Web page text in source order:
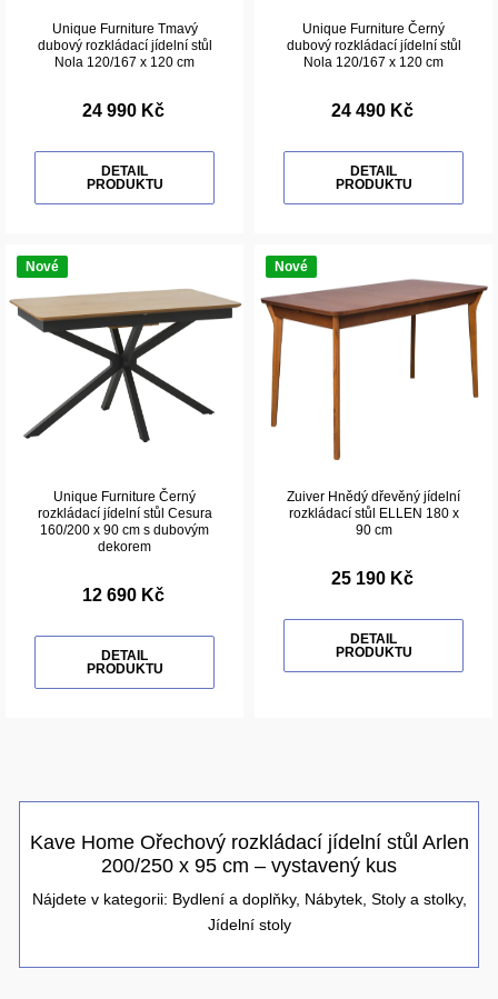
Unique Furniture Tmavý
dubový rozkládací jídelní stůl
Nola 120/167 x 120 cm
24 990 Kč
DETAIL
PRODUKTU
Unique Furniture Černý
dubový rozkládací jídelní stůl
Nola 120/167 x 120 cm
24 490 Kč
DETAIL
PRODUKTU
Nové
Unique Furniture Černý
rozkládací jídelní stůl Cesura
160/200 x 90 cm s dubovým
dekorem
12 690 Kč
DETAIL
PRODUKTU
Nové
Zuiver Hnědý dřevěný jídelní
rozkládací stůl ELLEN 180 x
90 cm
25 190 Kč
DETAIL
PRODUKTU
Kave Home Ořechový rozkládací jídelní stůl Arlen
200/250 x 95 cm – vystavený kus
Nájdete v kategorii: Bydlení a doplňky, Nábytek, Stoly a stolky,
Jídelní stoly